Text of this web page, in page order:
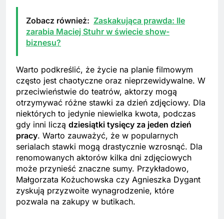
Zobacz również: Zaskakująca prawda: Ile
zarabia Maciej Stuhr w świecie show-
biznesu?
Warto podkreślić, że życie na planie filmowym
często jest chaotyczne oraz nieprzewidywalne. W
przeciwieństwie do teatrów, aktorzy mogą
otrzymywać różne stawki za dzień zdjęciowy. Dla
niektórych to jedynie niewielka kwota, podczas
gdy inni liczą dziesiątki tysięcy za jeden dzień
pracy. Warto zauważyć, że w popularnych
serialach stawki mogą drastycznie wzrosnąć. Dla
renomowanych aktorów kilka dni zdjęciowych
może przynieść znaczne sumy. Przykładowo,
Małgorzata Kożuchowska czy Agnieszka Dygant
zyskują przyzwoite wynagrodzenie, które
pozwala na zakupy w butikach.